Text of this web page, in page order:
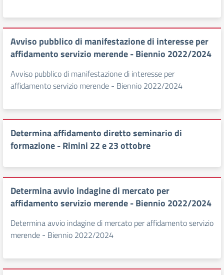
Avviso pubblico di manifestazione di interesse per
affidamento servizio merende - Biennio 2022/2024
Avviso pubblico di manifestazione di interesse per
affidamento servizio merende - Biennio 2022/2024
Determina affidamento diretto seminario di
formazione - Rimini 22 e 23 ottobre
Determina avvio indagine di mercato per
affidamento servizio merende - Biennio 2022/2024
Determina avvio indagine di mercato per affidamento servizio
merende - Biennio 2022/2024